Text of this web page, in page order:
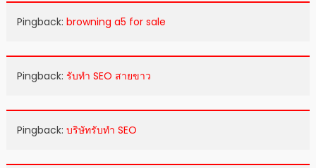
Pingback: browning a5 for sale
Pingback: รับทำ SEO สายขาว
Pingback: บริษัทรับทำ SEO